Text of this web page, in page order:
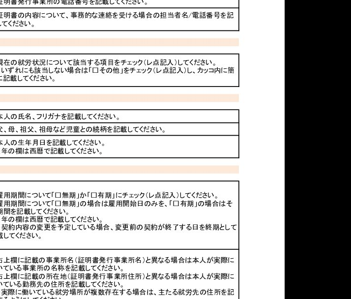
メ
イ
ン
コ
ン
テ
ン
ツ
へ